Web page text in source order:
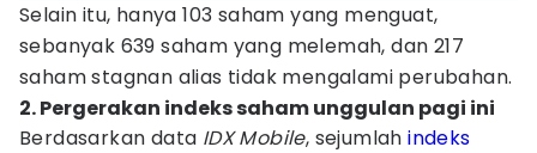
Selain itu, hanya 103 saham yang menguat,
sebanyak 639 saham yang melemah, dan 217
saham stagnan alias tidak mengalami perubahan.
2. Pergerakan indeks saham unggulan pagi ini
Berdasarkan data IDX Mobile, sejumlahindeks